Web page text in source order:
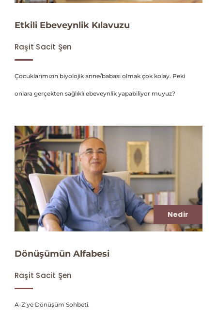
Etkili Ebeveynlik Kılavuzu
Raşit Sacit Şen
Çocuklarımızın biyolojik anne/babası olmak çok kolay. Peki
onlara gerçekten sağlıklı ebeveynlik yapabiliyor muyuz?
Nedir
Dönüşümün Alfabesi
Raşit Sacit Şen
A-Z'ye Dönüşüm Sohbeti.